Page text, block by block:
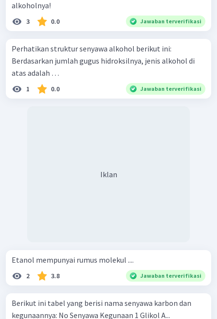
alkoholnya!
3 0.0 Jawaban terverifikasi
Perhatikan struktur senyawa alkohol berikut ini:
Berdasarkan jumlah gugus hidroksilnya, jenis alkohol di
atas adalah …
1 0.0 Jawaban terverifikasi
Iklan
Etanol mempunyai rumus molekul ....
2 3.8 Jawaban terverifikasi
Berikut ini tabel yang berisi nama senyawa karbon dan
kegunaannya: No Senyawa Kegunaan 1 Glikol A...